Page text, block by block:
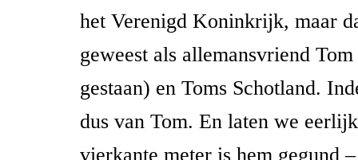
het Verenigd Koninkrijk, maar
geweest als allemansvriend
gestaan) en Toms Schotland.
dus van Tom. En laten we
vierkante meter is hem gegund